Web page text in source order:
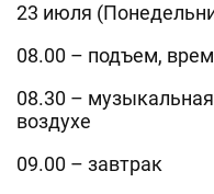
23 июля
08.00 – подъем,
08.30 –
воздухе
09.00 – завтрак